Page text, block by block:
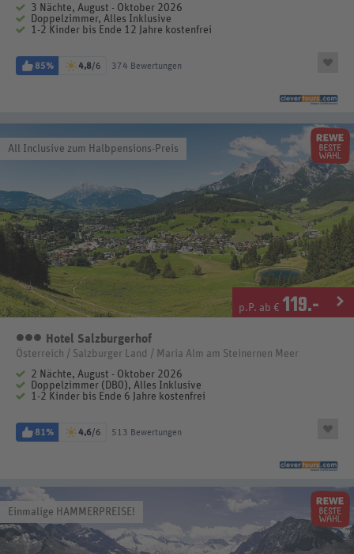
3 Nächte, August - Oktober 2026
Doppelzimmer, Alles Inklusive
1-2 Kinder bis Ende 12 Jahre kostenfrei
85% 4,8/6 374 Bewertungen
All Inclusive zum Halbpensions-Preis
p.P. ab € 119.-
3 Sterne
Hotel Salzburgerhof
Österreich / Salzburger Land / Maria Alm am Steinernen Meer
2 Nächte, August - Oktober 2026
Doppelzimmer (DB0), Alles Inklusive
1-2 Kinder bis Ende 6 Jahre kostenfrei
81% 4,6/6 513 Bewertungen
Einmalige HAMMERPREISE!